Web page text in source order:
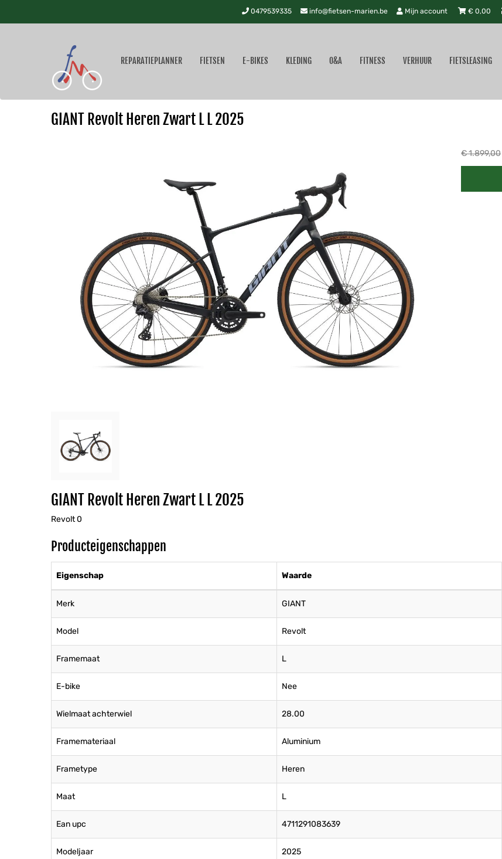
0479539335 info@fietsen-marien.be Mijn account € 0,00
REPARATIEPLANNER FIETSEN E-BIKES KLEDING O&A FITNESS VERHUUR FIETSLEASING
GIANT Revolt Heren Zwart L L 2025
€ 1.899,00
GIANT Revolt Heren Zwart L L 2025
Revolt 0
Producteigenschappen
Eigenschap Waarde
Merk GIANT
Model Revolt
Framemaat L
E-bike Nee
Wielmaat achterwiel 28.00
Framemateriaal Aluminium
Frametype Heren
Maat L
Ean upc 4711291083639
Modeljaar 2025